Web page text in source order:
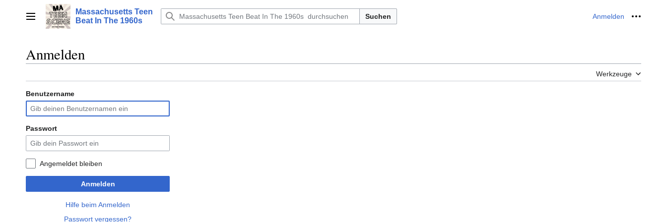
springenHauptmenü
Massachusetts Teen
Beat In The 1960s
Suchen Anmelden Meine
Anmelden
Werkzeuge
Benutzername
Passwort
Angemeldet bleiben
Anmelden
Hilfe beim Anmelden
Passwort vergessen?